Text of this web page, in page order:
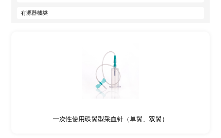
有源器械类
一次性使用碟翼型采血针（单翼、双翼）